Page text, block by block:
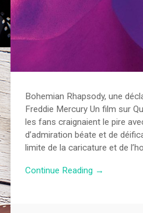
Bohemian Rhapsody, une
Freddie Mercury Un film sur
les fans craignaient le pire
d’admiration béate et de
limite de la caricature et de
Continue Reading →